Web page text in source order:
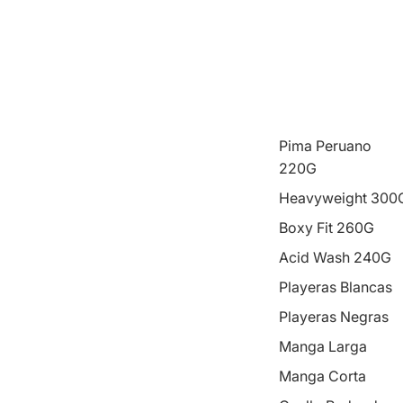
Pima Peruano
220G
Heavyweight
Boxy Fit 260G
Acid Wash 240G
Playeras Blancas
Playeras Negras
Manga Larga
Manga Corta